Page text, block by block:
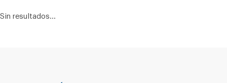
Sin resultados...